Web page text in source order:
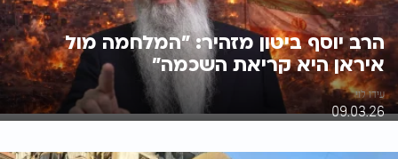
הרב יוסף ביטון מזהיר: "המלחמה מול
איראן היא קריאת השכמה"
עידו לוי
09.03.26